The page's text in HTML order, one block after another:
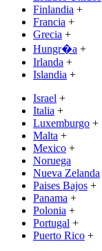
Finlandia +
Francia +
Grecia +
Hungr�a +
Irlanda +
Islandia +
Israel +
Italia +
Luxemburgo +
Malta +
Mexico +
Noruega
Nueva Zelanda
Paises Bajos +
Panama +
Polonia +
Portugal +
Puerto Rico +